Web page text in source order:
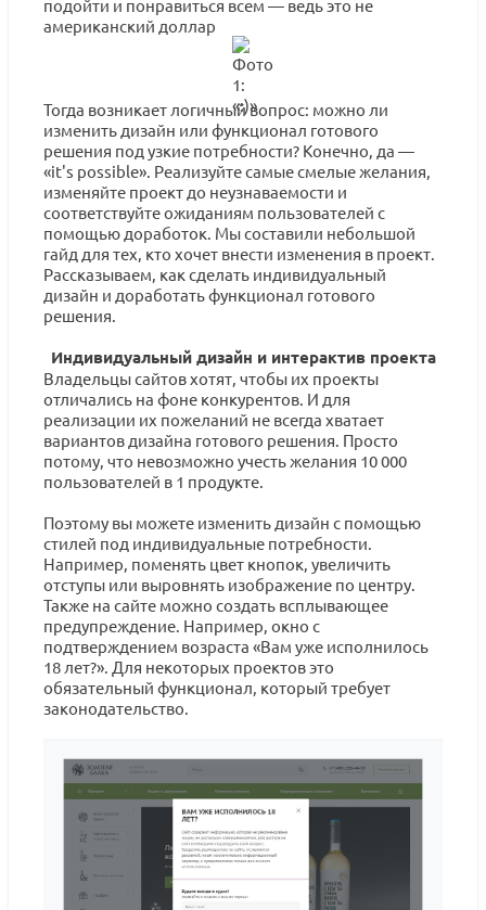
подойти и понравиться всем — ведь это не
американский доллар
Тогда возникает логичный вопрос: можно ли
изменить дизайн или функционал готового
решения под узкие потребности? Конечно, да —
«it's possible». Реализуйте самые смелые желания,
изменяйте проект до неузнаваемости и
соответствуйте ожиданиям пользователей с
помощью доработок. Мы составили небольшой
гайд для тех, кто хочет внести изменения в проект.
Рассказываем, как сделать индивидуальный
дизайн и доработать функционал готового
решения.
Индивидуальный дизайн и интерактив проекта
Владельцы сайтов хотят, чтобы их проекты
отличались на фоне конкурентов. И для
реализации их пожеланий не всегда хватает
вариантов дизайна готового решения. Просто
потому, что невозможно учесть желания 10 000
пользователей в 1 продукте.
Поэтому вы можете изменить дизайн с помощью
стилей под индивидуальные потребности.
Например, поменять цвет кнопок, увеличить
отступы или выровнять изображение по центру.
Также на сайте можно создать всплывающее
предупреждение. Например, окно с
подтверждением возраста «Вам уже исполнилось
18 лет?». Для некоторых проектов это
обязательный функционал, который требует
законодательство.